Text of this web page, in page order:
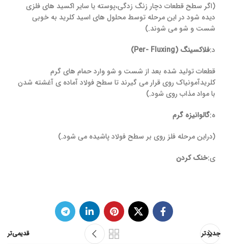
(اگر سطح قطعات دچار زنگ زدگی،پوسته یا سایر اکسید های فلزی
دیده شود در این مرحله توسط محلول های اسید کلرید به خوبی
شست و شو می شوند.)
د:فلاکسینگ (Per- Fluxing
)
قطعات تولید شده بعد از شست و شو وارد حمام های گرم
کلریدآمونیاک روی قرار می گیرند تا سطح فولاد آماده ی آغشته شدن
با مواد مذاب روی شود.)
ه:گالوانیزه گرم
(دراین مرحله فلز روی بر سطح فولاد پاشیده می شود.)
ی:خنک کردن
جدیدتر قدیمی‌تر